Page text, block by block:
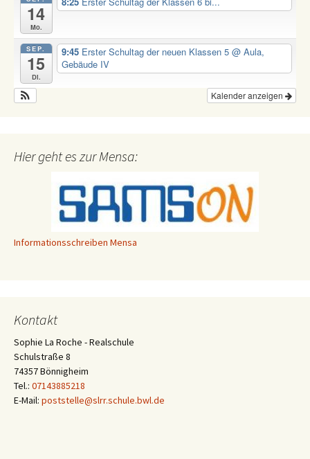
14
Mo.
SEP.
15
Di.
9:45 Erster Schultag der neuen Klassen 5 @ Aula,
Gebäude IV
Kalender anzeigen
Hier geht es zur Mensa:
Informationsschreiben Mensa
Kontakt
Sophie La Roche - Realschule
Schulstraße 8
74357 Bönnigheim
Tel.: 07143885218
E-Mail: poststelle@slrr.schule.bwl.de